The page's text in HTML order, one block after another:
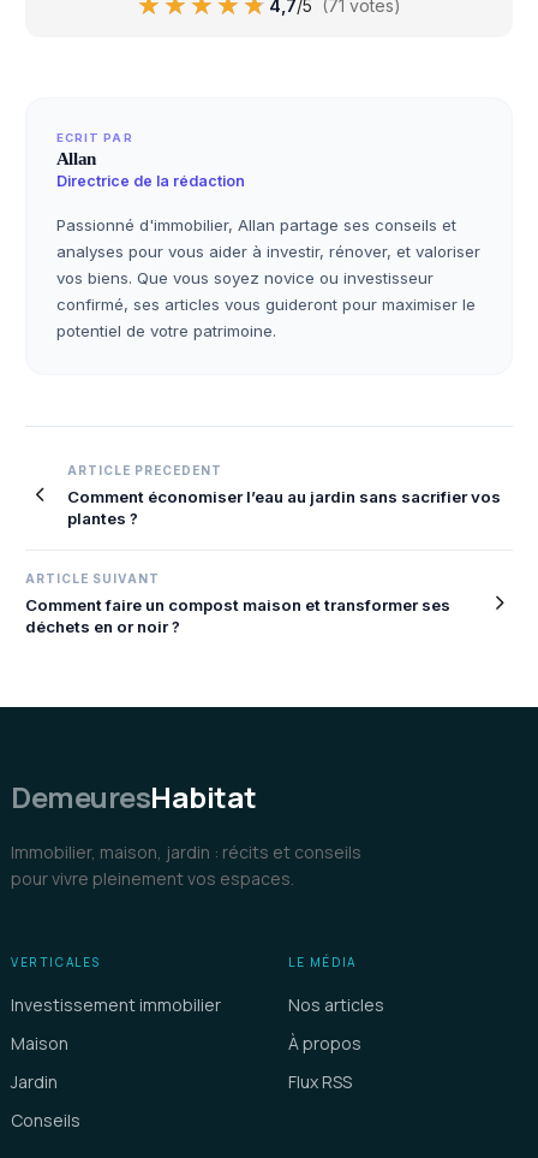
4,7/5 (71 votes)
ECRIT PAR
Allan
Directrice de la rédaction
Passionné d'immobilier, Allan partage ses conseils et
analyses pour vous aider à investir, rénover, et valoriser
vos biens. Que vous soyez novice ou investisseur
confirmé, ses articles vous guideront pour maximiser le
potentiel de votre patrimoine.
Navigation
de
ARTICLE PRECEDENT
Comment économiser l’eau au jardin sans sacrifier vos
plantes ?
ARTICLE SUIVANT
Comment faire un compost maison et transformer ses
déchets en or noir ?
DemeuresHabitat
Immobilier, maison, jardin : récits et conseils
pour vivre pleinement vos espaces.
VERTICALES
Investissement immobilier
Maison
Jardin
Conseils
LE MÉDIA
Nos articles
À propos
Flux RSS